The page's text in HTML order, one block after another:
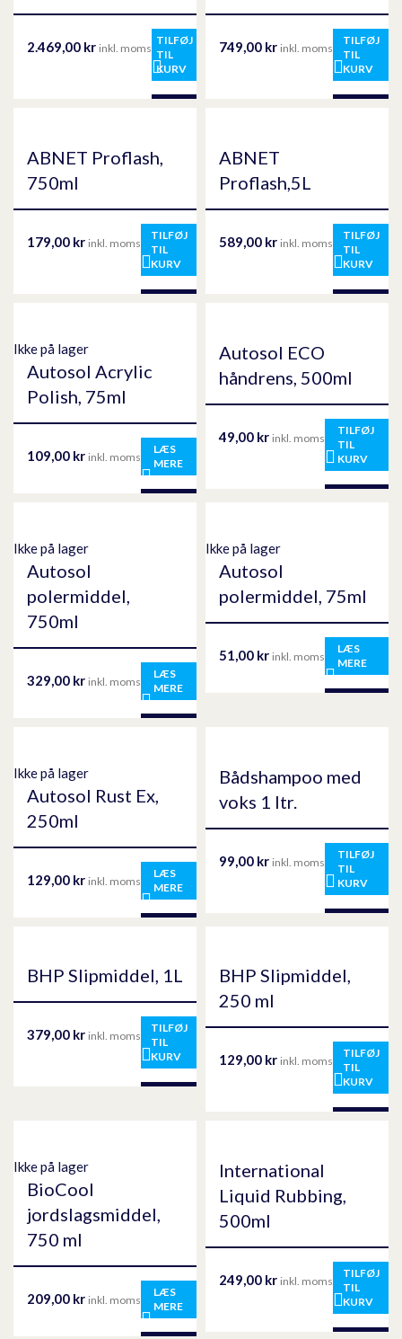
2.469,00 kr inkl. moms
TILFØJ
TIL
KURV
749,00 kr inkl. moms
TILFØJ
TIL
KURV
ABNET Proflash,
750ml
179,00 kr inkl. moms
TILFØJ
TIL
KURV
ABNET
Proflash,5L
589,00 kr inkl. moms
TILFØJ
TIL
KURV
Ikke på lager
Autosol Acrylic
Polish, 75ml
109,00 kr inkl. moms
LÆS
MERE
Autosol ECO
håndrens, 500ml
49,00 kr inkl. moms
TILFØJ
TIL
KURV
Ikke på lager
Autosol
polermiddel,
750ml
329,00 kr inkl. moms
LÆS
MERE
Ikke på lager
Autosol
polermiddel, 75ml
51,00 kr inkl. moms
LÆS
MERE
Ikke på lager
Autosol Rust Ex,
250ml
129,00 kr inkl. moms
LÆS
MERE
Bådshampoo med
voks 1 ltr.
99,00 kr inkl. moms
TILFØJ
TIL
KURV
BHP Slipmiddel, 1L
379,00 kr inkl. moms
TILFØJ
TIL
KURV
BHP Slipmiddel,
250 ml
129,00 kr inkl. moms
TILFØJ
TIL
KURV
Ikke på lager
BioCool
jordslagsmiddel,
750 ml
209,00 kr inkl. moms
LÆS
MERE
International
Liquid Rubbing,
500ml
249,00 kr inkl. moms
TILFØJ
TIL
KURV